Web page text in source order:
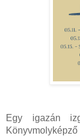
Egy igazán